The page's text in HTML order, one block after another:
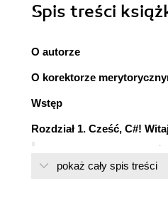
Spis treści
O autorze
O korektorze
Wstęp
Rozdział 1. Cześć, C#!
Wprowadzenie do
Pobieranie kodu
pokaż cały spis treści